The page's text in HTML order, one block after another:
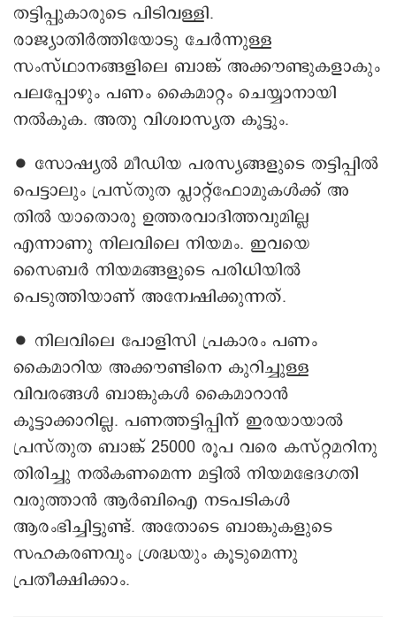
തട്ടിപ്പുകാരുടെ പിടിവള്ളി.
രാജ്യാതിർത്തിയോടു ചേർന്നുള്ള
സംസ്ഥാനങ്ങളിലെ ബാങ്ക് അക്കൗണ്ടുകളാകും
പലപ്പോഴും പണം കൈമാറ്റം ചെയ്യാനായി
നൽകുക. അതു വിശ്വാസ്യത കൂട്ടും.
∙ സോഷ്യൽ മീഡിയ പരസ്യങ്ങളുടെ തട്ടിപ്പിൽ
പെട്ടാലും പ്രസ്തുത പ്ലാറ്റ്ഫോമുകൾക്ക് അ
തിൽ യാതൊരു ഉത്തരവാദിത്തവുമില്ല
എന്നാണു നിലവിലെ നിയമം. ഇവയെ
സൈബർ നിയമങ്ങളുടെ പരിധിയിൽ
പെടുത്തിയാണ് അന്വേഷിക്കുന്നത്.
∙ നിലവിലെ പോളിസി പ്രകാരം പണം
കൈമാറിയ അക്കൗണ്ടിനെ കുറിച്ചുള്ള
വിവരങ്ങൾ ബാങ്കുകൾ കൈമാറാൻ
കൂട്ടാക്കാറില്ല. പണത്തട്ടിപ്പിന് ഇരയായാൽ
പ്രസ്തുത ബാങ്ക് 25000 രൂപ വരെ കസ്റ്റമറിനു
തിരിച്ചു നൽകണമെന്ന മട്ടിൽ നിയമഭേദഗതി
വരുത്താൻ ആർബിഐ നടപടികൾ
ആരംഭിച്ചിട്ടുണ്ട്. അതോടെ ബാങ്കുകളുടെ
സഹകരണവും ശ്രദ്ധയും കൂടുമെന്നു
പ്രതീക്ഷിക്കാം.